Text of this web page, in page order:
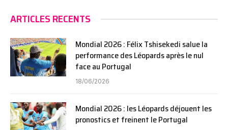
ARTICLES RECENTS
Mondial 2026 : Félix Tshisekedi salue la
performance des Léopards après le nul
face au Portugal
18/06/2026
Mondial 2026 : les Léopards déjouent les
pronostics et freinent le Portugal